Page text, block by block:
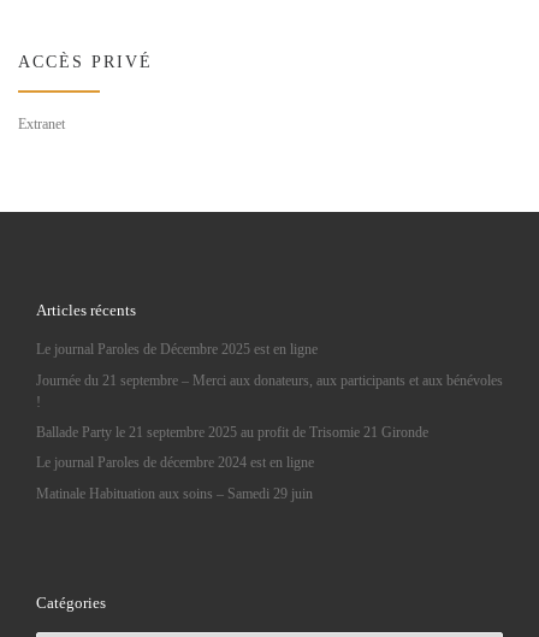
ACCÈS PRIVÉ
Extranet
Articles récents
Le journal Paroles de Décembre 2025 est en ligne
Journée du 21 septembre – Merci aux donateurs, aux participants et aux bénévoles
!
Ballade Party le 21 septembre 2025 au profit de Trisomie 21 Gironde
Le journal Paroles de décembre 2024 est en ligne
Matinale Habituation aux soins – Samedi 29 juin
Catégories